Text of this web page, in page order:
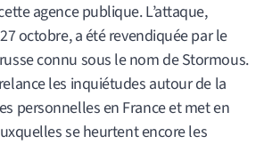
agence publique. L’attaque,
octobre, a été revendiquée par le
connu sous le nom de Stormous.
les inquiétudes autour de la
personnelles en France et met en
se heurtent encore les